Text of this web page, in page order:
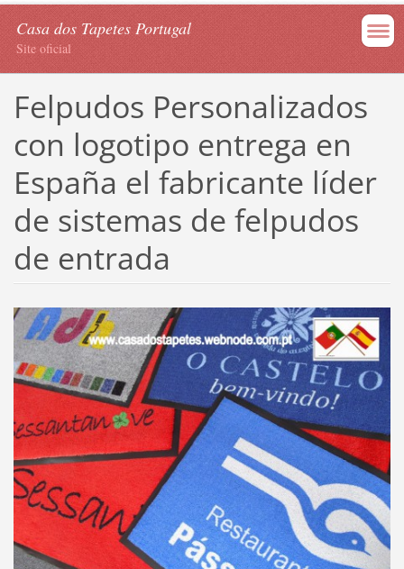
Casa dos Tapetes Portugal
Site oficial
Felpudos Personalizados
con logotipo entrega en
España el fabricante líder
de sistemas de felpudos
de entrada